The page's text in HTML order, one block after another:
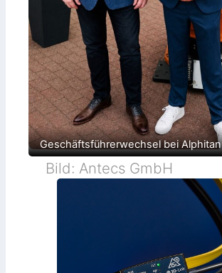
Geschäftsführerwechsel bei Alphitan
Bild: Antecs GmbH